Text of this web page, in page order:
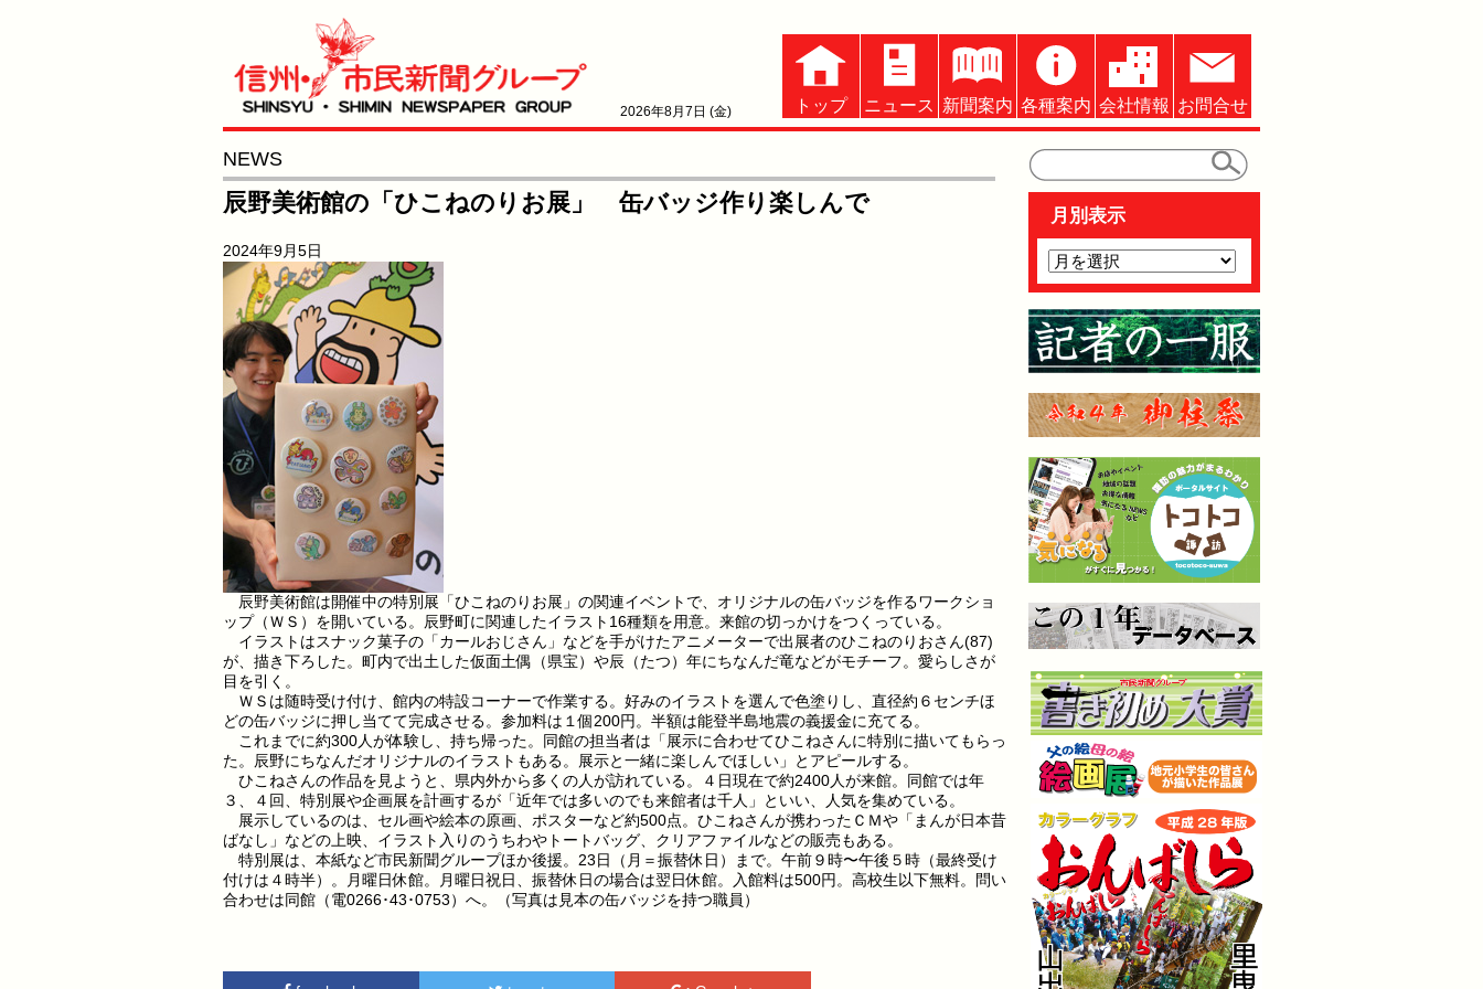
2026年8月7日 (金) トップ ニュース 新聞案内 各種案内 会社情報 お問合せ
NEWS
辰野美術館の「ひこねのりお展」 缶バッジ作り楽しんで
2024年9月5日
辰野美術館は開催中の特別展「ひこねのりお展」の関連イベントで、オリジナルの缶バッジを作るワークショ
ップ（ＷＳ）を開いている。辰野町に関連したイラスト16種類を用意。来館の切っかけをつくっている。
イラストはスナック菓子の「カールおじさん」などを手がけたアニメーターで出展者のひこねのりおさん(87)
が、描き下ろした。町内で出土した仮面土偶（県宝）や辰（たつ）年にちなんだ竜などがモチーフ。愛らしさが
目を引く。
ＷＳは随時受け付け、館内の特設コーナーで作業する。好みのイラストを選んで色塗りし、直径約６センチほ
どの缶バッジに押し当てて完成させる。参加料は１個200円。半額は能登半島地震の義援金に充てる。
これまでに約300人が体験し、持ち帰った。同館の担当者は「展示に合わせてひこねさんに特別に描いてもらっ
た。辰野にちなんだオリジナルのイラストもある。展示と一緒に楽しんでほしい」とアピールする。
ひこねさんの作品を見ようと、県内外から多くの人が訪れている。４日現在で約2400人が来館。同館では年
３、４回、特別展や企画展を計画するが「近年では多いのでも来館者は千人」といい、人気を集めている。
展示しているのは、セル画や絵本の原画、ポスターなど約500点。ひこねさんが携わったＣＭや「まんが日本昔
ばなし」などの上映、イラスト入りのうちわやトートバッグ、クリアファイルなどの販売もある。
特別展は、本紙など市民新聞グループほか後援。23日（月＝振替休日）まで。午前９時〜午後５時（最終受け
付けは４時半）。月曜日休館。月曜日祝日、振替休日の場合は翌日休館。入館料は500円。高校生以下無料。問い
合わせは同館（電0266･43･0753）へ。（写真は見本の缶バッジを持つ職員）
月別表示